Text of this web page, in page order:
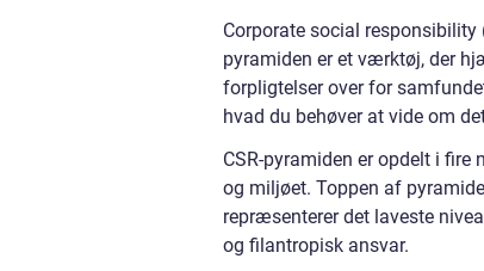
Corporate social responsibility
pyramiden er et værktøj, der
forpligtelser over for
hvad du behøver at vide om
CSR-pyramiden er opdelt i
og miljøet. Toppen af
repræsenterer det laveste
og filantropisk ansvar.